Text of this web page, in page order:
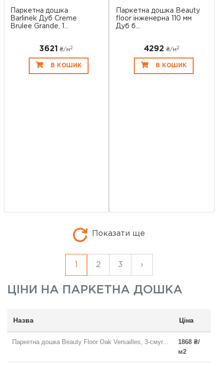
Паркетна дошка
Barlinek Дуб Creme
Brulee Grande, 1...
3621 ₴/м2
В КОШИК
Паркетна дошка Beauty
floor інженерна 110 мм
Дуб б...
4292 ₴/м 2
В КОШИК
Показати ще
2 3 ›
ЦІНИ НА ПАРКЕТНА ДОШКА
Назва Ціна
Паркетна дошка Beauty Floor Oak Versailles, 3-смуг...
1868 ₴/
м2